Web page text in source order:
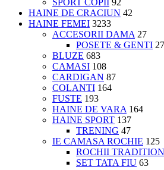
HAINE DE CRACIUN 42
HAINE FEMEI 3233
ACCESORII DAMA 27
POSETE & GENTI 27
BLUZE 683
CAMASI 108
CARDIGAN 87
COLANTI 164
FUSTE 193
HAINE DE VARA 164
HAINE SPORT 137
TRENING 47
IE CAMASA ROCHIE 125
ROCHII
SET TATA FIU 63